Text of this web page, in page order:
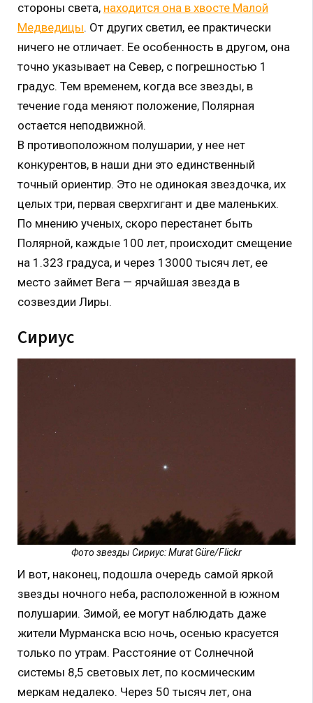
стороны света, находится она в хвосте Малой
Медведицы. От других светил, ее практически
ничего не отличает. Ее особенность в другом, она
точно указывает на Север, с погрешностью 1
градус. Тем временем, когда все звезды, в
течение года меняют положение, Полярная
остается неподвижной.
В противоположном полушарии, у нее нет
конкурентов, в наши дни это единственный
точный ориентир. Это не одинокая звездочка, их
целых три, первая сверхгигант и две маленьких.
По мнению ученых, скоро перестанет быть
Полярной, каждые 100 лет, происходит смещение
на 1.323 градуса, и через 13000 тысяч лет, ее
место займет Вега — ярчайшая звезда в
созвездии Лиры.
Сириус
Фото звезды Сириус: Murat Güre/Flickr
И вот, наконец, подошла очередь самой яркой
звезды ночного неба, расположенной в южном
полушарии. Зимой, ее могут наблюдать даже
жители Мурманска всю ночь, осенью красуется
только по утрам. Расстояние от Солнечной
системы 8,5 световых лет, по космическим
меркам недалеко. Через 50 тысяч лет, она